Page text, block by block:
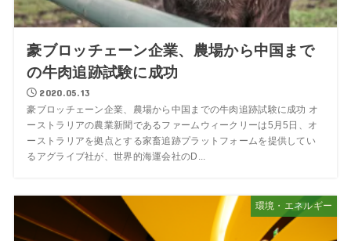
豪ブロッチェーン企業、農場から中国まで
の牛肉追跡試験に成功
2020.05.13
豪ブロッチェーン企業、農場から中国までの牛肉追跡試験に成功 オ
ーストラリアの農業新聞であるファームウィークリーは5月5日、オ
ーストラリアを拠点とする家畜追跡プラットフォームを提供してい
るアグライブ社が、世界的海運会社のD...
環境・エネルギー